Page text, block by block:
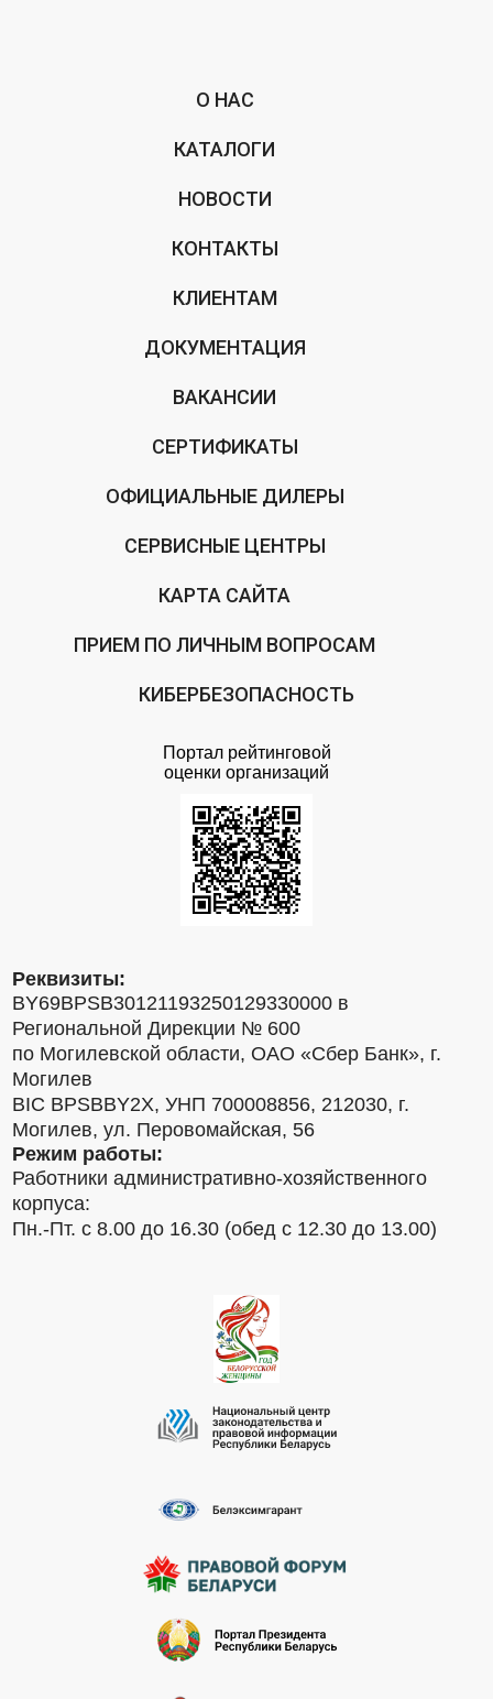
О НАС
КАТАЛОГИ
НОВОСТИ
КОНТАКТЫ
КЛИЕНТАМ
ДОКУМЕНТАЦИЯ
ВАКАНСИИ
СЕРТИФИКАТЫ
ОФИЦИАЛЬНЫЕ ДИЛЕРЫ
СЕРВИСНЫЕ ЦЕНТРЫ
КАРТА САЙТА
ПРИЕМ ПО ЛИЧНЫМ ВОПРОСАМ
КИБЕРБЕЗОПАСНОСТЬ
Портал рейтинговой
оценки организаций
Реквизиты:
BY69BPSB30121193250129330000 в
Региональной Дирекции № 600
по Могилевской области, ОАО «Сбер Банк», г.
Могилев
BIC BPSBBY2X, УНП 700008856, 212030, г.
Могилев, ул. Перовомайская, 56
Режим работы:
Работники административно-хозяйственного
корпуса:
Пн.-Пт. с 8.00 до 16.30 (обед с 12.30 до 13.00)